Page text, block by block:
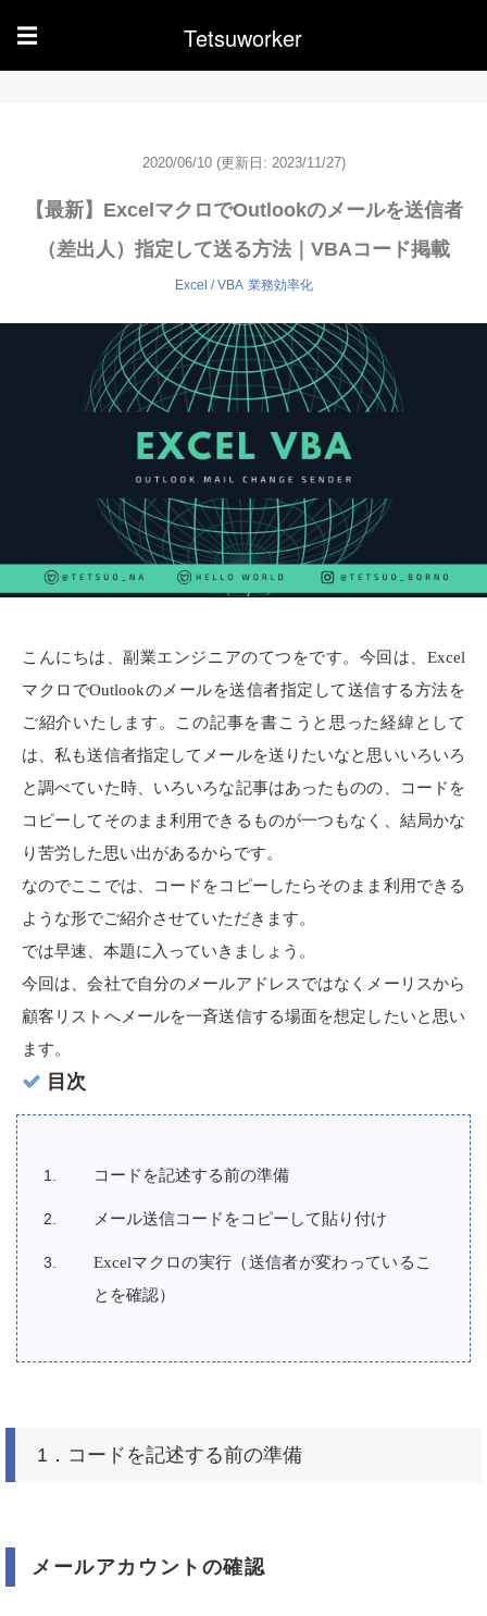
☰ Tetsuworker
2020/06/10 (更新日: 2023/11/27)
【最新】ExcelマクロでOutlookのメールを送信者
（差出人）指定して送る方法｜VBAコード掲載
Excel / VBA 業務効率化
こんにちは、副業エンジニアのてつをです。今回は、 Excel
マクロでOutlookのメールを送信者指定して送信する方法を
ご紹介いたします。この記事を書こうと思った経緯として
は、私も送信者指定してメールを送りたいなと思いいろいろ
と調べていた時、いろいろな記事はあったものの、コードを
コピーしてそのまま利用できるものが一つもなく、結局かな
り苦労した思い出があるからです。
なのでここでは、コードをコピーしたらそのまま利用できる
ような形でご紹介させていただきます。
では早速、本題に入っていきましょう。
今回は、会社で自分のメールアドレスではなくメーリスから
顧客リストへメールを一斉送信する場面を想定したいと思い
ます。
目次
コードを記述する前の準備
メール送信コードをコピーして貼り付け
Excelマクロの実行（送信者が変わっているこ
とを確認）
1．コードを記述する前の準備
メールアカウントの確認